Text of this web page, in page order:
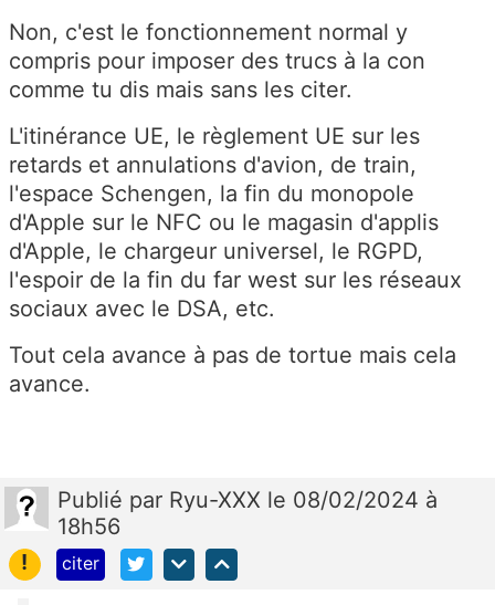
Non, c'est le fonctionnement normal y
compris pour imposer des trucs à la con
comme tu dis mais sans les citer.
L'itinérance UE, le règlement UE sur les
retards et annulations d'avion, de train,
l'espace Schengen, la fin du monopole
d'Apple sur le NFC ou le magasin d'applis
d'Apple, le chargeur universel, le RGPD,
l'espoir de la fin du far west sur les réseaux
sociaux avec le DSA, etc.
Tout cela avance à pas de tortue mais cela
avance.
Publié par Ryu-XXX le 08/02/2024 à
18h56
!
citer